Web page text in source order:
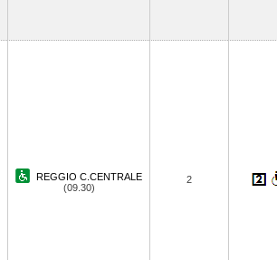
REGGIO C.CENTRALE
(09.30)
2